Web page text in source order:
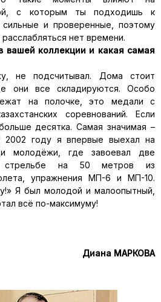
с которым ты подходишь к
и проверенные, поэтому
нет времени.
вашей коллекции и какая самая
не подсчитывал. Дома стоит
они все складируются. Особо
на полочке, это медали с
соревнований. Если
десятка. Самая значимая –
2002 году я впервые выехал на
молодёжи, где завоевал две
на 50 метров из
упражнения МП-6 и МП-10.
Я был молодой и малоопытный,
всё по-максимуму!
Диана МАРКОВА